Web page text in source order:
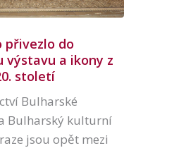
přivezlo do
výstavu a ikony z
století
Bulharské
Bulharský kulturní
jsou opět mezi